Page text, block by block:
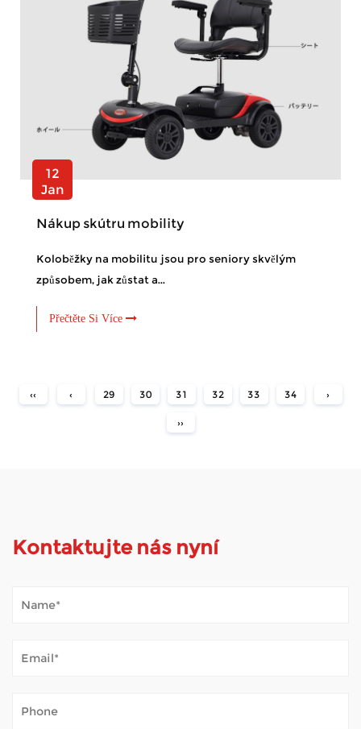
12
Jan
Nákup skútru mobility
Koloběžky na mobilitu jsou pro seniory skvělým
způsobem, jak zůstat a...
Přečtěte Si Více
‹‹ ‹ 29 30 31 32 33 34 ›
››
Kontaktujte nás nyní